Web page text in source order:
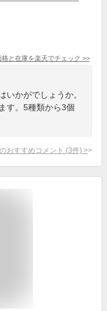
格と在庫を楽天でチェック >>
いかがでしょうか。
す。5種類から3個
おすすめコメント (3件) >